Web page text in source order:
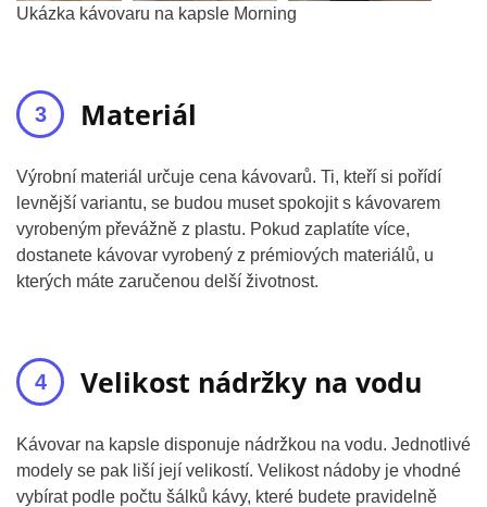
Ukázka kávovaru na kapsle Morning
Materiál
Výrobní materiál určuje cena kávovarů. Ti, kteří si pořídí
levnější variantu, se budou muset spokojit s kávovarem
vyrobeným převážně z plastu. Pokud zaplatíte více,
dostanete kávovar vyrobený z prémiových materiálů, u
kterých máte zaručenou delší životnost.
Velikost nádržky na vodu
Kávovar na kapsle disponuje nádržkou na vodu. Jednotlivé
modely se pak liší její velikostí. Velikost nádoby je vhodné
vybírat podle počtu šálků kávy, které budete pravidelně